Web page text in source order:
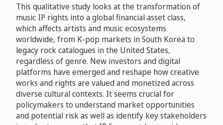
This qualitative study looks at the transformation of
music IP rights into a global financial asset class,
which affects artists and music ecosystems
worldwide, from K-pop markets in South Korea to
legacy rock catalogues in the United States,
regardless of genre. New investors and digital
platforms have emerged and reshape how creative
works and rights are valued and monetized across
diverse cultural contexts. It seems crucial for
policymakers to understand market opportunities
and potential risk as well as identify key stakeholders